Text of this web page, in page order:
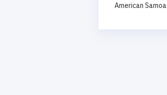
American Samoa